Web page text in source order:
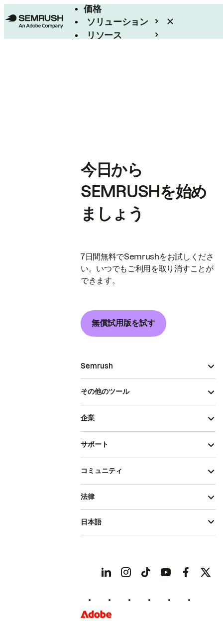
価格
ソリューション
リソース
今日から
SEMRUSHを始め
ましょう
7日間無料でSemrushをお試しくださ
い。いつでもご利用を取り消すことが
できます。
無償試用版を試す
Semrush
その他のツール
企業
サポート
コミュニティ
法律
日本語